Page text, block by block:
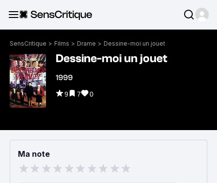
SensCritique > Films > Drame > Dessine-moi un jouet
Dessine-moi un jouet
1999
9 7 0
Ma note